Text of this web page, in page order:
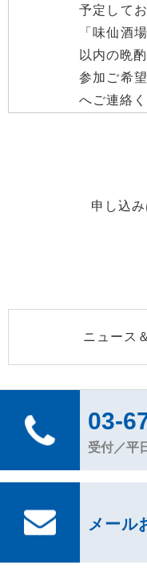
予定して
「味仙酒
以内の晩
参加ご希
へご連絡く
申し込み
ニュース
03-
受付／平
メール